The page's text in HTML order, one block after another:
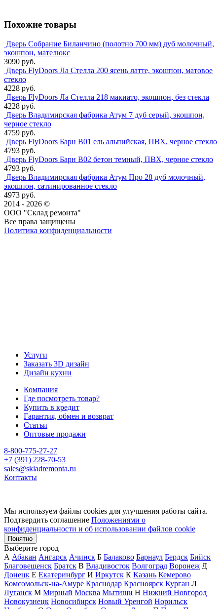
Похожие товары
Дверь Собрание Биланчино (полотно 700 мм) дуб молочный,
экошпон, мателюкс
3090 руб.
Дверь FlyDoors Ла Стелла 200 ясень латте, экошпон, матовое
стекло
4228 руб.
Дверь FlyDoors Ла Стелла 218 макиато, экошпон, без стекла
4228 руб.
Дверь Владимирская фабрика Атум 7 дуб серый, экошпон,
черное стекло
4759 руб.
Дверь FlyDoors Барн B01 ель альпийская, ПВХ, черное стекло
4793 руб.
Дверь FlyDoors Барн B02 бетон темный, ПВХ, черное стекло
4793 руб.
Дверь Владимирская фабрика Атум Про 28 дуб молочный,
экошпон, сатинированное стекло
4973 руб.
2014 - 2026 ©
ООО "Склад ремонта"
Все права защищены
Политика конфиденциальности
Услуги
Заказать 3D дизайн
Дизайн кухни
Компания
Где посмотреть товар?
Купить в кредит
Гарантия, обмен и возврат
Статьи
Оптовые продажи
8-800-775-27-27
+7 (391) 228-70-53
sales@skladremonta.ru
Контакты
Мы используем файлы cookies для улучшения работы сайта.
Подтвердить соглашение Положениями о
конфиденциальности и об использовании файлов cookie
Понятно
Выберите город
А Абакан Ангарск Ачинск Б Балаково Барнаул Бердск Бийск
Благовещенск Братск В Владивосток Волгоград Воронеж Д
Донецк Е Екатеринбург И Иркутск К Казань Кемерово
Комсомольск-на-Амуре Краснодар Красноярск Курган Л
Луганск М Мирный Москва Мытищи Н Нижний Новгород
Новокузнецк Новосибирск Новый Уренгой Норильск